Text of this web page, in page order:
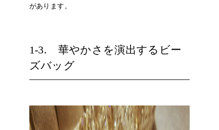
があります。
1-3. 華やかさを演出するビー
ズバッグ